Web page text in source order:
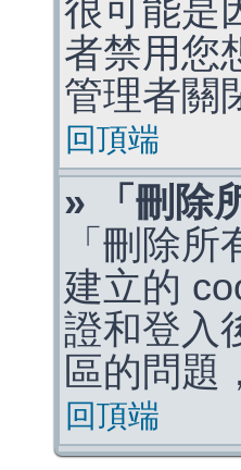
很可能是
者禁用您
管理者關
回頂端
» 「刪除
「刪除
建立的
證和登入
區的問題
回頂端